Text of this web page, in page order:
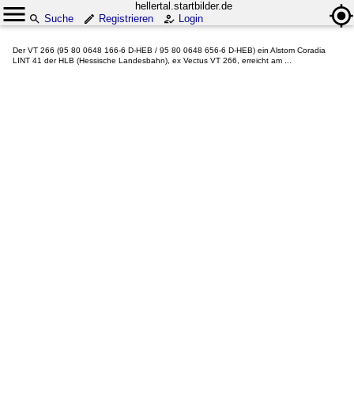
hellertal.startbilder.de
Suche
Registrieren Login
Der VT 266 (95 80 0648 166-6 D-HEB / 95 80 0648 656-6 D-HEB) ein Alstom Coradia
LINT 41 der HLB (Hessische Landesbahn), ex Vectus VT 266, erreicht am ...